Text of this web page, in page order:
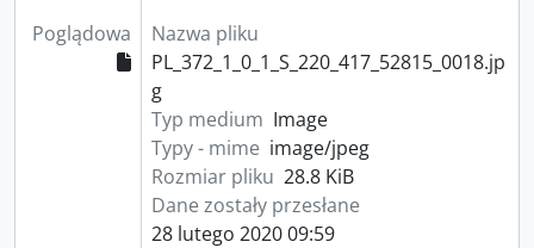
Poglądowa
Nazwa pliku
PL_372_1_0_1_S_220_417_52815_0018.jp
g
Typ medium Image
Typy - mime image/jpeg
Rozmiar pliku 28.8 KiB
Dane zostały przesłane
28 lutego 2020 09:59